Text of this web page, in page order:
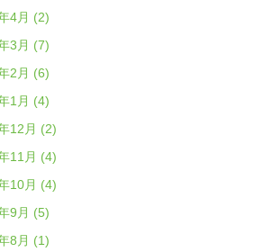
4月 (2)
3月 (7)
2月 (6)
1月 (4)
12月 (2)
11月 (4)
10月 (4)
9月 (5)
8月 (1)